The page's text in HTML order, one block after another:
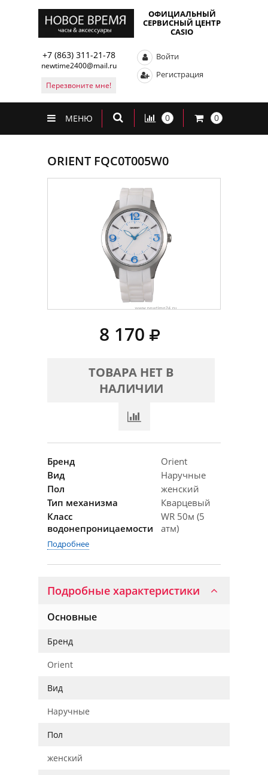
ОФИЦИАЛЬНЫЙ
СЕРВИСНЫЙ ЦЕНТР
CASIO
+7 (863) 311-21-78
newtime2400@mail.ru
Перезвоните мне!
Войти
Регистрация
МЕНЮ 0 0
ORIENT FQC0T005W0
8 170
ТОВАРА НЕТ В
НАЛИЧИИ
Бренд
Orient
Вид
Наручные
Пол
женский
Тип механизма
Кварцевый
Класс
водонепроницаемости
WR 50м (5
атм)
Подробнее
Подробные характеристики
Основные
Бренд
Orient
Вид
Наручные
Пол
женский